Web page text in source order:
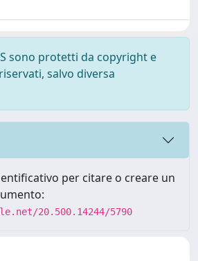
sono protetti da copyright e
salvo diversa
per citare o creare un
20.500.14244/5790